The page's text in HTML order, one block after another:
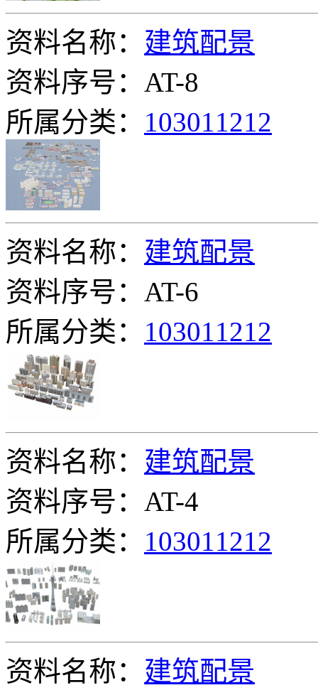
资料名称： 建筑配景
资料序号：AT-8
所属分类： 103011212
资料名称： 建筑配景
资料序号：AT-6
所属分类： 103011212
资料名称： 建筑配景
资料序号：AT-4
所属分类： 103011212
资料名称： 建筑配景